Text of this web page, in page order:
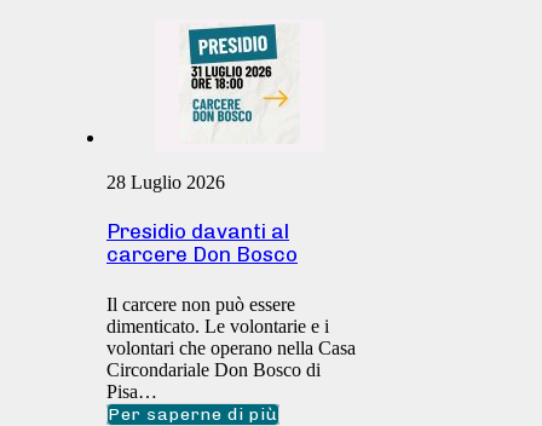
28 Luglio 2026
Presidio davanti al
carcere Don Bosco
Il carcere non può essere
dimenticato. Le volontarie e i
volontari che operano nella Casa
Circondariale Don Bosco di
Pisa…
Per saperne di più